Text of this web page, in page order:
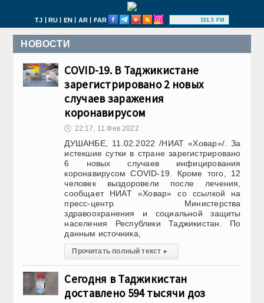
TJ | RU | EN | AR | FAR 101.5 FM
НОВОСТИ
COVID-19. В Таджикистане
зарегистрировано 2 новых
случаев заражения
коронавирусом
🕔 22:17, 11.Фев 2022
ДУШАНБЕ, 11.02.2022 /НИАТ «Ховар»/. За
истекшие сутки в стране зарегистрировано
6 новых случаев инфицирования
коронавирусом COVID-19. Кроме того, 12
человек выздоровели после лечения,
сообщает НИАТ «Ховар» со ссылкой на
пресс-центр Министерства
здравоохранения и социальной защиты
населения Республики Таджикистан. По
данным источника,
Прочитать полный текст ▸
Сегодня в Таджикистан
доставлено 594 тысячи доз